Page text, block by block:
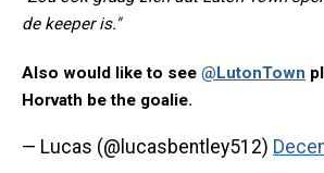
de keeper is."
Also would like to see @LutonTown
Horvath be the goalie.
— Lucas (@lucasbentley512)